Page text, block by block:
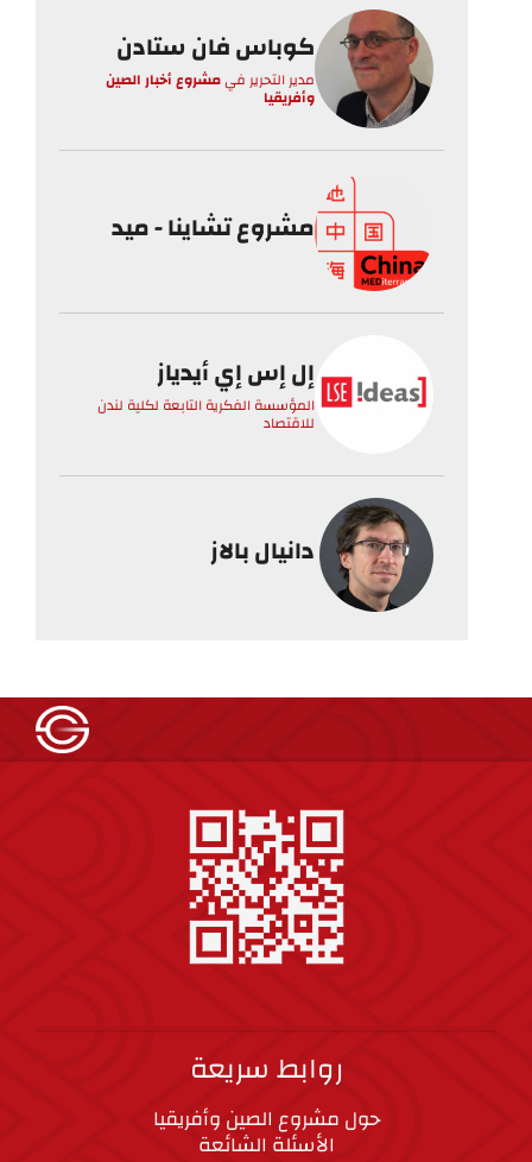
كوباس فان ستادن
مدير التحرير فيمشروع أخبار الصين
وأفريقيا
مشروع تشاينا - ميد
إل إس إي أيدياز
المؤسسة الفكرية التابعة لكلية لندن
للاقتصاد
دانيال بالاز
روابط سريعة
حول مشروع الصين وأفريقيا
الأسئلة الشائعة